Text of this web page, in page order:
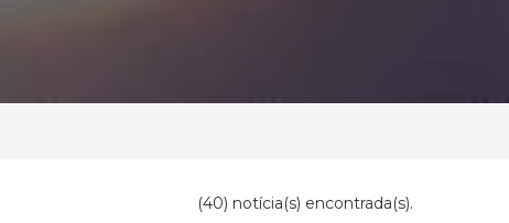
(40) notícia(s) encontrada(s).